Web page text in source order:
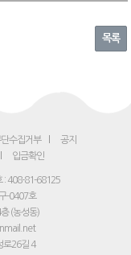
목록
수집거부
공지
입금확인
: 408-81-68125
-0407호
(농성동)
로26길 4